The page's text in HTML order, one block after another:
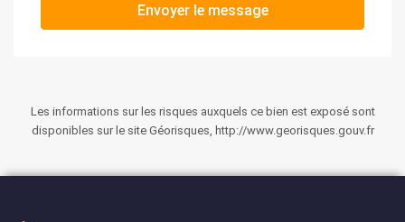
Envoyer le message
Les informations sur les risques auxquels ce bien est exposé sont
disponibles sur le site Géorisques, http://www.georisques.gouv.fr